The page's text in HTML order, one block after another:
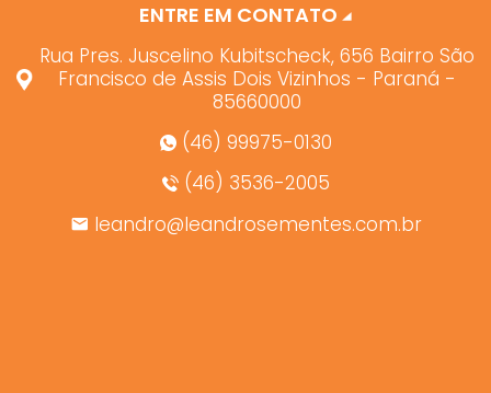
ENTRE EM CONTATO
Rua Pres. Juscelino Kubitscheck, 656 Bairro São
Francisco de Assis Dois Vizinhos - Paraná -
85660000
(46) 99975-0130
(46) 3536-2005
leandro@leandrosementes.com.br